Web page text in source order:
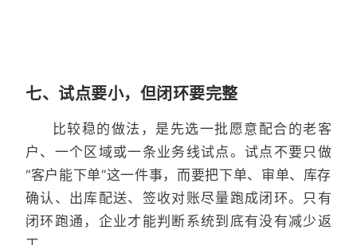
七、试点要小，但闭环要完整
比较稳的做法，是先选一批愿意配合的老客
户、一个区域或一条业务线试点。试点不要只做
“客户能下单”这一件事，而要把下单、审单、库存
确认、出库配送、签收对账尽量跑成闭环。只有
闭环跑通，企业才能判断系统到底有没有减少返